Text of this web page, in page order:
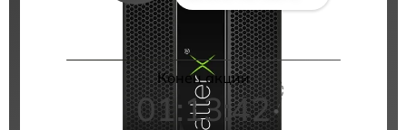
Конец акции
01:13:41